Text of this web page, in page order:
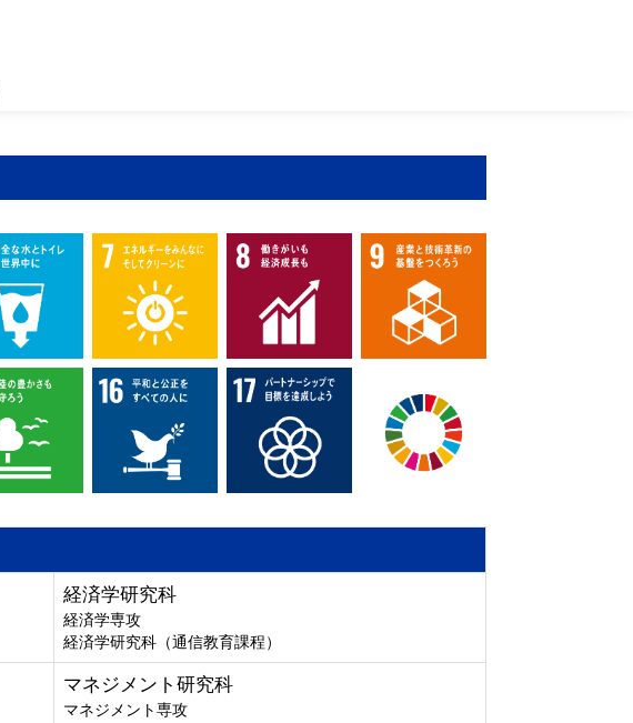
経済学研究科
経済学専攻
経済学研究科（通信教育課程）
マネジメント研究科
マネジメント専攻